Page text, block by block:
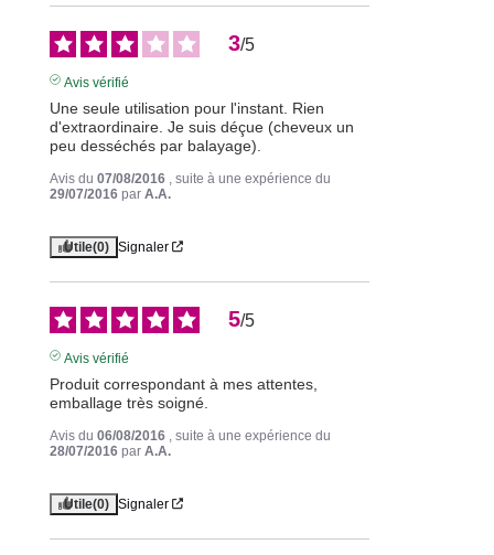
3/5
Avis vérifié
Une seule utilisation pour l'instant. Rien
d'extraordinaire. Je suis déçue (cheveux un
peu desséchés par balayage).
Avis du 07/08/2016 , suite à une expérience du
29/07/2016 par A.A.
Utile(0) Signaler
5/5
Avis vérifié
Produit correspondant à mes attentes,
emballage très soigné.
Avis du 06/08/2016 , suite à une expérience du
28/07/2016 par A.A.
Utile(0) Signaler